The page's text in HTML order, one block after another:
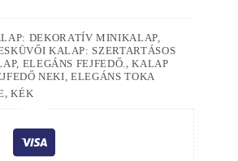
DEKORATÍV MINIKALAP,
KALAP: SZERTARTÁSOS
ELEGÁNS FEJFEDŐ. ,KALAP
NEKI, ELEGÁNS TOKA
,KÉK